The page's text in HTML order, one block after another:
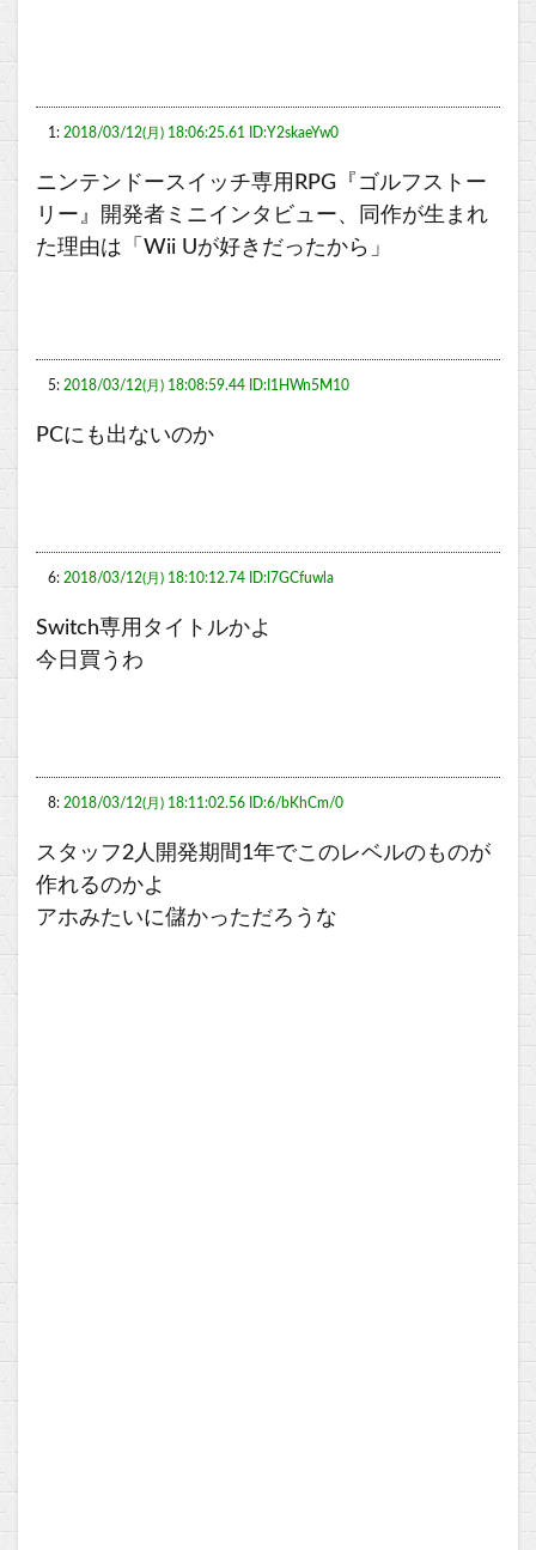
1: 2018/03/12(月) 18:06:25.61 ID:Y2skaeYw0
ニンテンドースイッチ専用RPG『ゴルフストー
リー』開発者ミニインタビュー、同作が生まれ
た理由は「Wii Uが好きだったから」
5: 2018/03/12(月) 18:08:59.44 ID:I1HWn5M10
PCにも出ないのか
6: 2018/03/12(月) 18:10:12.74 ID:l7GCfuwla
Switch専用タイトルかよ
今日買うわ
8: 2018/03/12(月) 18:11:02.56 ID:6/bKhCm/0
スタッフ2人開発期間1年でこのレベルのものが
作れるのかよ
アホみたいに儲かっただろうな